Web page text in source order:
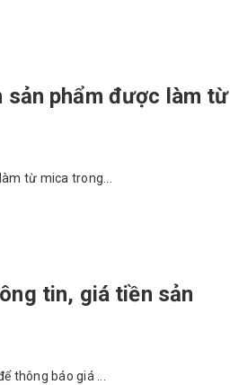
sản phẩm được làm từ
từ mica trong...
tin, giá tiền sản
thông báo giá ...